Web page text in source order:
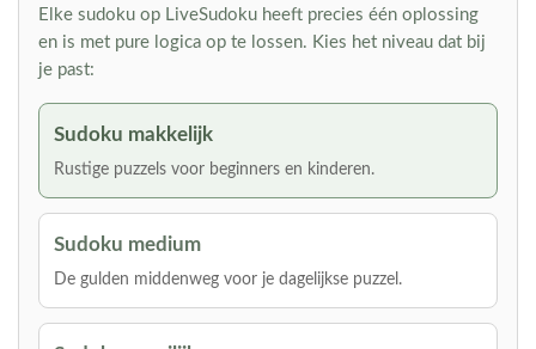
Elke sudoku op LiveSudoku heeft precies één oplossing
en is met pure logica op te lossen. Kies het niveau dat bij
je past:
Sudoku makkelijk
Rustige puzzels voor beginners en kinderen.
Sudoku medium
De gulden middenweg voor je dagelijkse puzzel.